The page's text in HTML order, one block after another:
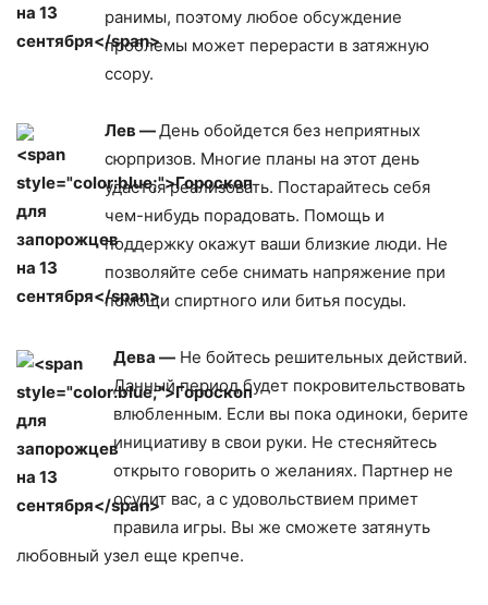
ранимы, поэтому любое обсуждение
проблемы может перерасти в затяжную
ссору.
Лев —День обойдется без неприятных
сюрпризов. Многие планы на этот день
удастся реализовать. Постарайтесь себя
чем-нибудь порадовать. Помощь и
поддержку окажут ваши близкие люди. Не
позволяйте себе снимать напряжение при
помощи спиртного или битья посуды.
Дева — Не бойтесь решительных действий.
Данный период будет покровительствовать
влюбленным. Если вы пока одиноки, берите
инициативу в свои руки. Не стесняйтесь
открыто говорить о желаниях. Партнер не
осудит вас, а с удовольствием примет
правила игры. Вы же сможете затянуть
любовный узел еще крепче.